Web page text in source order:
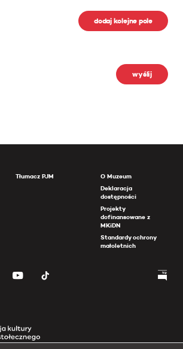
dodaj kolejne pole
wyślij
Tłumacz PJM
O Muzeum
Deklaracja
dostępności
Projekty
dofinansowane z
MKiDN
Standardy ochrony
małoletnich